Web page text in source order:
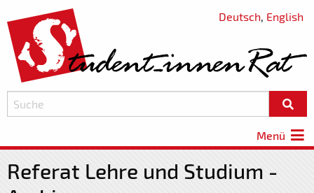
Deutsch, English
Menü
Referat Lehre und Studium -